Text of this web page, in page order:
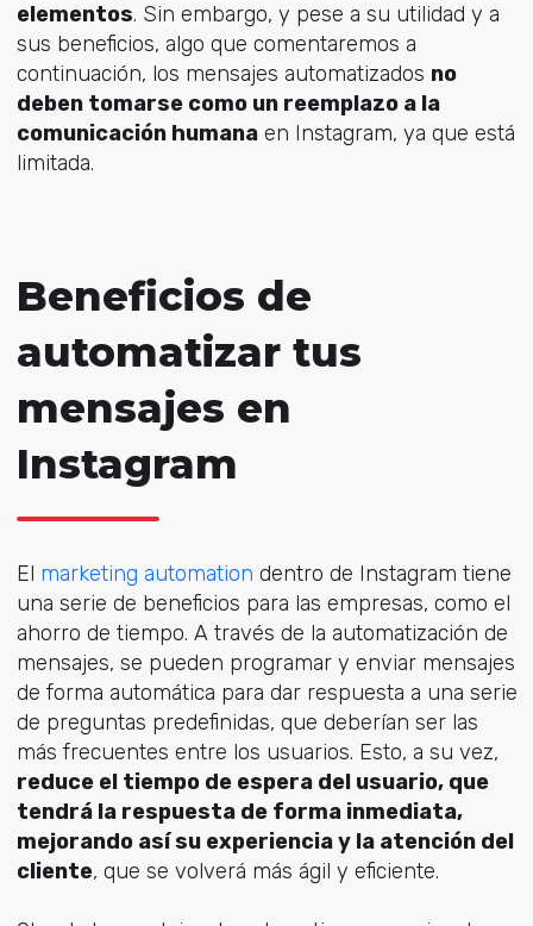
elementos. Sin embargo, y pese a su utilidad y a
sus beneficios, algo que comentaremos a
continuación, los mensajes automatizados no
deben tomarse como un reemplazo a la
comunicación humanaen Instagram, ya que está
limitada.
Beneficios de
automatizar tus
mensajes en
Instagram
El marketing automation dentro de Instagram tiene
una serie de beneficios para las empresas, como el
ahorro de tiempo. A través de la automatización de
mensajes, se pueden programar y enviar mensajes
de forma automática para dar respuesta a una serie
de preguntas predefinidas, que deberían ser las
más frecuentes entre los usuarios. Esto, a su vez,
reduce el tiempo de espera del usuario, que
tendrá la respuesta de forma inmediata,
mejorando así su experiencia y la atención del
cliente, que se volverá más ágil y eficiente.